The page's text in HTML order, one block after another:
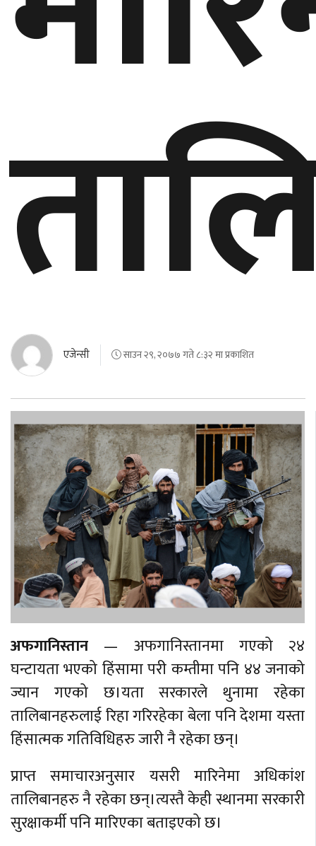
एजेन्सी साउन २९, २०७७ गते ८:३२ मा प्रकाशित
अफगानिस्तान — अफगानिस्तानमा गएको २४
घन्टायता भएको हिंसामा परी कम्तीमा पनि ४४ जनाको
ज्यान गएको छ।यता सरकारले थुनामा रहेका
तालिबानहरुलाई रिहा गरिरहेका बेला पनि देशमा यस्ता
हिंसात्मक गतिविधिहरु जारी नै रहेका छन्।
प्राप्त समाचारअनुसार यसरी मारिनेमा अधिकांश
तालिबानहरु नै रहेका छन्।त्यस्तै केही स्थानमा सरकारी
सुरक्षाकर्मी पनि मारिएका बताइएको छ।